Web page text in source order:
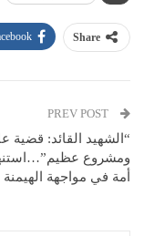
Share
“الشهيد القائد: قضية
ومشروع
أمة في مواجهة الهيمنة